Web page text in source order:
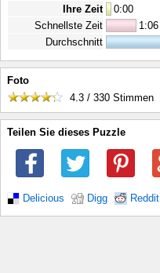
Ihre Zeit
0:00
Schnellste Zeit
1:06
Durchschnitt
Foto
4.3 / 330 Stimmen
Teilen Sie dieses Puzzle
Delicious Digg Reddit